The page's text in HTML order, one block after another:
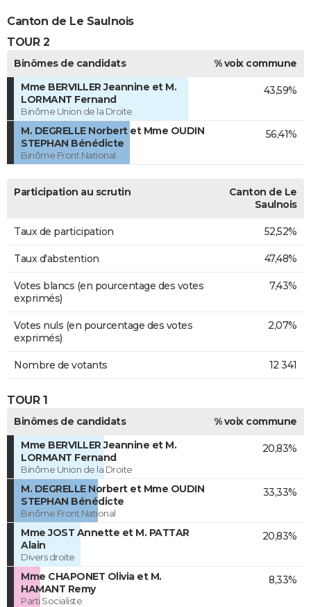
Canton de Le Saulnois
TOUR 2
Binômes de candidats
% voix commune
Mme BERVILLER Jeannine et M.
LORMANT Fernand
Binôme Union de la Droite
43,59%
M. DEGRELLE Norbert et Mme OUDIN
STEPHAN Bénédicte
Binôme Front National
56,41%
Participation au scrutin
Canton de Le
Saulnois
Taux de participation 52,52%
Taux d'abstention 47,48%
Votes blancs (en pourcentage des votes
exprimés)
7,43%
Votes nuls (en pourcentage des votes
exprimés)
2,07%
Nombre de votants 12 341
TOUR 1
Binômes de candidats
% voix commune
Mme BERVILLER Jeannine et M.
LORMANT Fernand
Binôme Union de la Droite
20,83%
M. DEGRELLE Norbert et Mme OUDIN
STEPHAN Bénédicte
Binôme Front National
33,33%
Mme JOST Annette et M. PATTAR
Alain
Divers droite
20,83%
Mme CHAPONET Olivia et M.
HAMANT Remy
Parti Socialiste
8,33%